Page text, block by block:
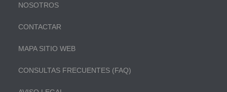
NOSOTROS
CONTACTAR
MAPA SITIO WEB
CONSULTAS FRECUENTES (FAQ)